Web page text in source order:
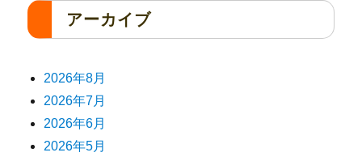
アーカイブ
2026年8月
2026年7月
2026年6月
2026年5月